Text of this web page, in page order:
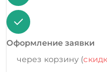
Оформление заявки
через корзину (